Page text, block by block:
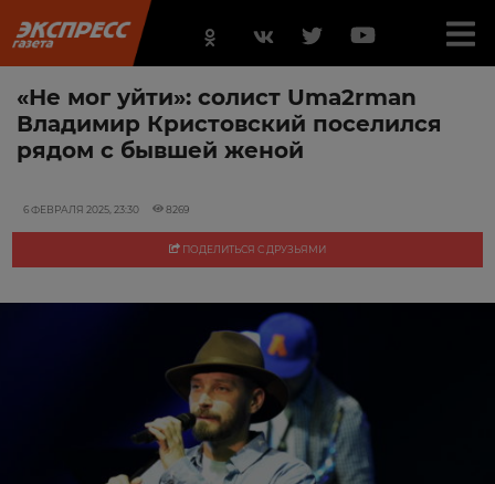
«Не мог уйти»: солист Uma2rman
Владимир Кристовский поселился
рядом с бывшей женой
6 ФЕВРАЛЯ 2025, 23:30 8269
ПОДЕЛИТЬСЯ С ДРУЗЬЯМИ